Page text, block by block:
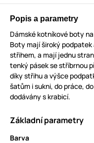
Popis a parametry
Dámské kotníkové boty
Boty mají široký
střihem, a mají jednu
tenký pásek se stříbrnou
díky střihu a výšce
šatům i sukni, do práce,
dodávány s krabicí.
Základní parametry
Barva